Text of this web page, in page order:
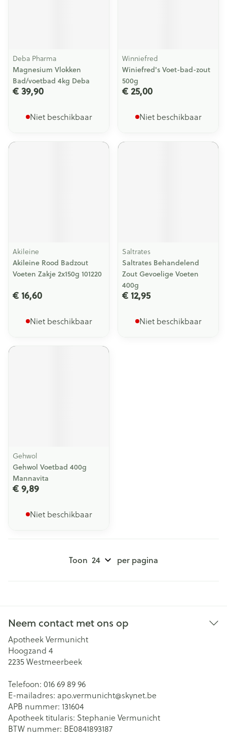
Deba Pharma
Magnesium Vlokken
Bad/voetbad 4kg Deba
€ 39,90
Niet beschikbaar
Winniefred
Winiefred's Voet-bad-zout
500g
€ 25,00
Niet beschikbaar
Akileine
Akileine Rood Badzout
Voeten Zakje 2x150g 101220
€ 16,60
Niet beschikbaar
Saltrates
Saltrates Behandelend
Zout Gevoelige Voeten
400g
€ 12,95
Niet beschikbaar
Gehwol
Gehwol Voetbad 400g
Mannavita
€ 9,89
Niet beschikbaar
Toon per pagina
Neem contact met ons op
Apotheek Vermunicht
Hoogzand 4
2235Westmeerbeek
Telefoon: 016 69 89 96
E-mailadres: apo.vermunicht@skynet.be
APB nummer: 131604
Apotheek titularis: Stephanie Vermunicht
BTW nummer: BE0841893187